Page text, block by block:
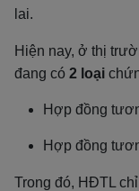
lai.
Hiện nay, ở thị
đang có 2 loại
Hợp đồng
Hợp đồng
Trong đó, HĐTL